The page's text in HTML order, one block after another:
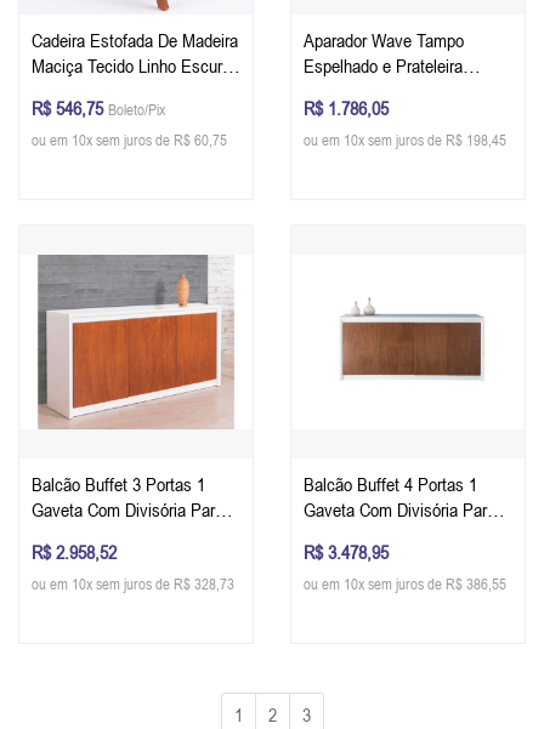
Cadeira Estofada De Madeira
Maciça Tecido Linho Escuro
R$ 546,75 Boleto/Pix
ou em 10x sem juros de R$ 60,75
Aparador Wave Tampo
Espelhado e Prateleira
R$ 1.786,05
ou em 10x sem juros de R$ 198,45
Balcão Buffet 3 Portas 1
Gaveta Com Divisória Para
x A x P) Raissa Móveis
Nobreza - Cor Personalizável
R$ 2.958,52
ou em 10x sem juros de R$ 328,73
Balcão Buffet 4 Portas 1
Gaveta Com Divisória Para
x A x P) Raissa Móveis
Nobreza - Cor Personalizável
R$ 3.478,95
ou em 10x sem juros de R$ 386,55
1 2 3